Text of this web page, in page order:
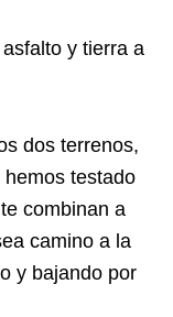
y tierra a
dos terrenos,
testado
combinan a
camino a la
y bajando por